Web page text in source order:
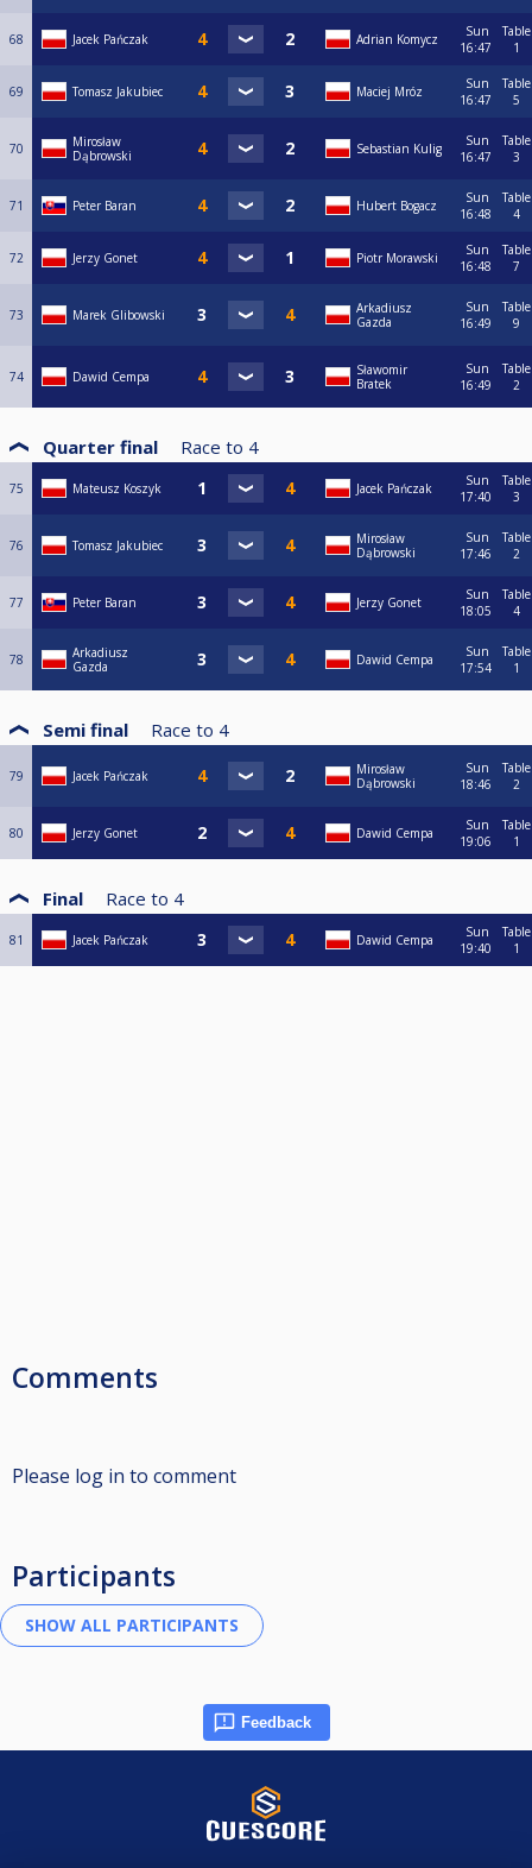
68 Jacek Pańczak Adrian Komycz
Sun
16:47
Table
1
69 Tomasz Jakubiec Maciej Mróz
Sun
16:47
Table
5
70
Mirosław
Dąbrowski
Sebastian Kulig
Sun
16:47
Table
3
71 Peter Baran Hubert Bogacz
Sun
16:48
Table
4
72 Jerzy Gonet Piotr Morawski
Sun
16:48
Table
7
73 Marek Glibowski
Arkadiusz
Gazda
Sun
16:49
Table
9
74 Dawid Cempa
Sławomir
Bratek
Sun
16:49
Table
2
Quarter final Race to 4
75 Mateusz Koszyk Jacek Pańczak
Sun
17:40
Table
3
76 Tomasz Jakubiec
Mirosław
Dąbrowski
Sun
17:46
Table
2
77 Peter Baran Jerzy Gonet
Sun
18:05
Table
4
78
Arkadiusz
Gazda
Dawid Cempa
Sun
17:54
Table
1
Semi final Race to 4
79 Jacek Pańczak
Mirosław
Dąbrowski
Sun
18:46
Table
2
80 Jerzy Gonet Dawid Cempa
Sun
19:06
Table
1
Final Race to 4
81 Jacek Pańczak Dawid Cempa
Sun
19:40
Table
1
Comments
Please log in to comment
Participants
Feedback